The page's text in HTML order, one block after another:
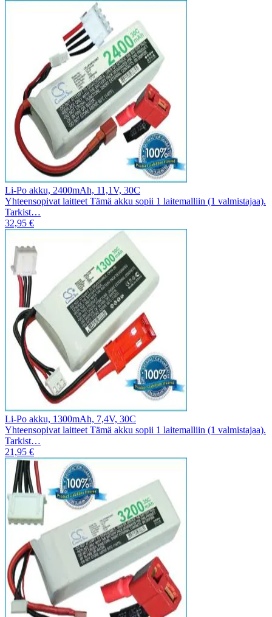
Li-Po akku, 2400mAh, 11,1V, 30C
Yhteensopivat laitteet Tämä akku sopii 1 laitemalliin (1 valmistajaa).
Tarkist…
32,95 €
Li-Po akku, 1300mAh, 7,4V, 30C
Yhteensopivat laitteet Tämä akku sopii 1 laitemalliin (1 valmistajaa).
Tarkist…
21,95 €